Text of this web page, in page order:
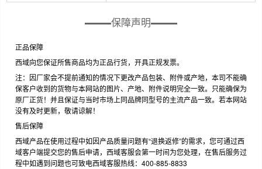
保障声明
正品保障
西域向您保证所售商品均为正品行货，开具正规发票。
注：因厂家会不提前通知的情况下更改产品包装、附件或产地，本司不能确
保客户收到的货物与本网站的图片、产地、附件说明完全一致。只能确保为
原厂正货！并且保证与当时市场上同品牌同型号的主流产品一致。若本网站
没有及时更新，敬请谅解！
售后保障
西域产品在使用过程中如因产品质量问题有“退换返修”的需求，您可通过西
域客户端提交您的售后申请，西域客服会第一时间为您处理，在售后服务过
程中如遇到问题也可致电西域客服热线：400-885-8833